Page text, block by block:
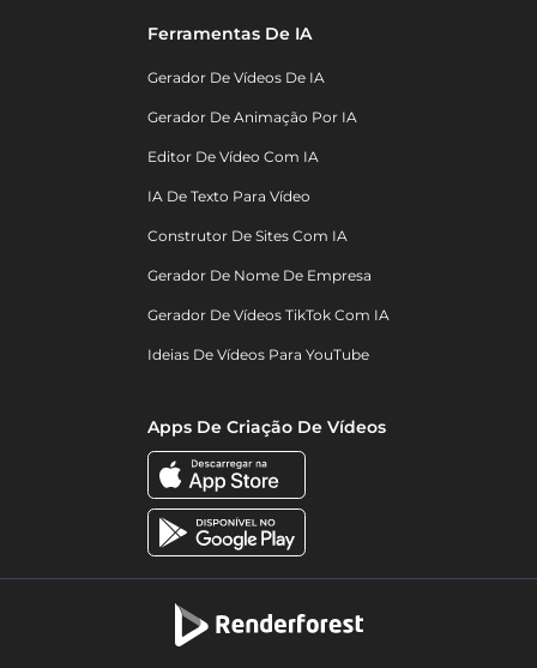
Ferramentas De IA
Gerador De Vídeos De IA
Gerador De Animação Por IA
Editor De Vídeo Com IA
IA De Texto Para Vídeo
Construtor De Sites Com IA
Gerador De Nome De Empresa
Gerador De Vídeos TikTok Com IA
Ideias De Vídeos Para YouTube
Apps De Criação De Vídeos